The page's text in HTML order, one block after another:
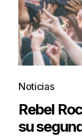
Noticias
Rebel
su